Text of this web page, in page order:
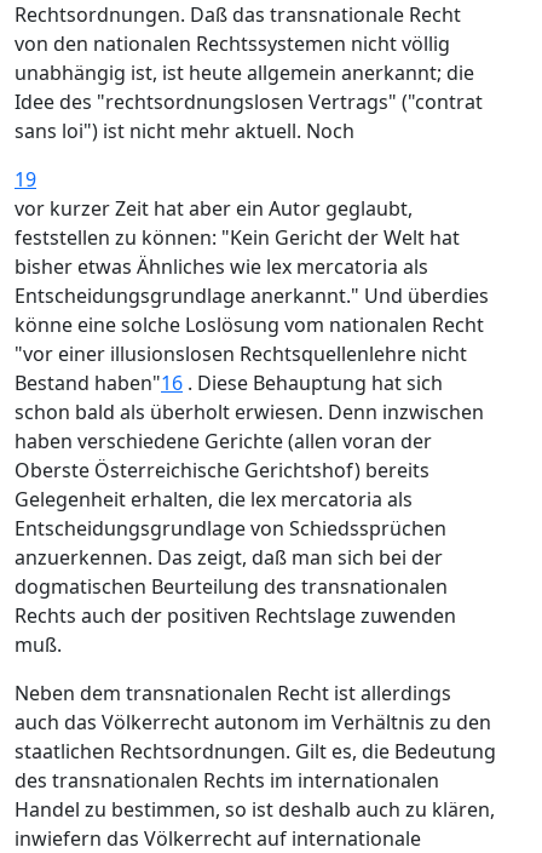
Rechtsordnungen. Daß das transnationale Recht
von den nationalen Rechtssystemen nicht völlig
unabhängig ist, ist heute allgemein anerkannt; die
Idee des "rechtsordnungslosen Vertrags" ("contrat
sans loi") ist nicht mehr aktuell. Noch
19
vor kurzer Zeit hat aber ein Autor geglaubt,
feststellen zu können: "Kein Gericht der Welt hat
bisher etwas Ähnliches wie lex mercatoria als
Entscheidungsgrundlage anerkannt." Und überdies
könne eine solche Loslösung vom nationalen Recht
"vor einer illusionslosen Rechtsquellenlehre nicht
Bestand haben"16 . Diese Behauptung hat sich
schon bald als überholt erwiesen. Denn inzwischen
haben verschiedene Gerichte (allen voran der
Oberste Österreichische Gerichtshof) bereits
Gelegenheit erhalten, die lex mercatoria als
Entscheidungsgrundlage von Schiedssprüchen
anzuerkennen. Das zeigt, daß man sich bei der
dogmatischen Beurteilung des transnationalen
Rechts auch der positiven Rechtslage zuwenden
muß.
Neben dem transnationalen Recht ist allerdings
auch das Völkerrecht autonom im Verhältnis zu den
staatlichen Rechtsordnungen. Gilt es, die Bedeutung
des transnationalen Rechts im internationalen
Handel zu bestimmen, so ist deshalb auch zu klären,
inwiefern das Völkerrecht auf internationale